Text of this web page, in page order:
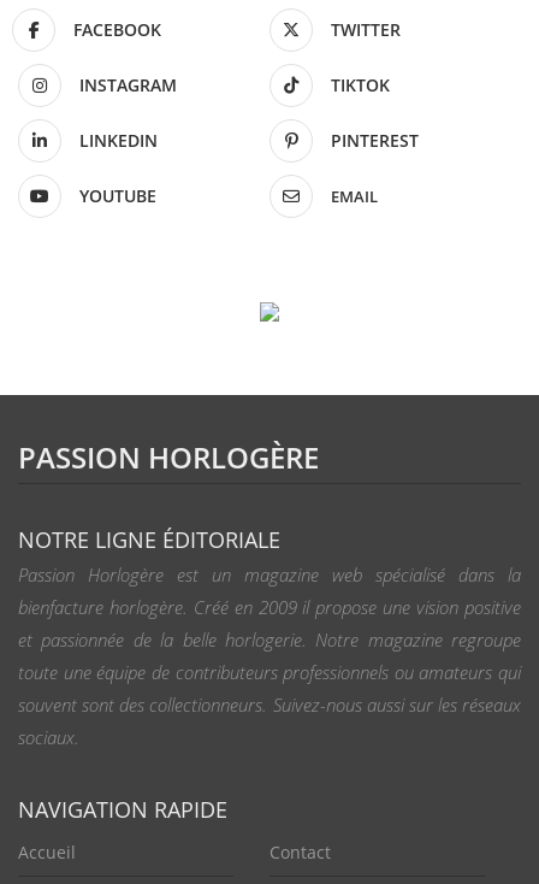
FACEBOOK TWITTER
INSTAGRAM TIKTOK
LINKEDIN PINTEREST
YOUTUBE EMAIL
PASSION HORLOGÈRE
NOTRE LIGNE ÉDITORIALE
Passion Horlogère est un magazine web spécialisé dans la
bienfacture horlogère. Créé en 2009 il propose une vision positive
et passionnée de la belle horlogerie. Notre magazine regroupe
toute une équipe de contributeurs professionnels ou amateurs qui
souvent sont des collectionneurs. Suivez-nous aussi sur les réseaux
sociaux.
NAVIGATION RAPIDE
Accueil Contact